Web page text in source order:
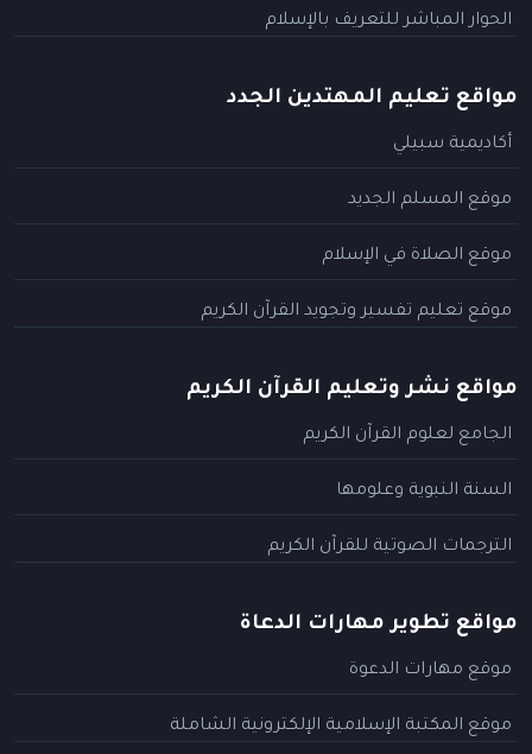
الحوار المباشر للتعريف بالإسلام
مواقع تعليم المهتدين الجدد
أكاديمية سبيلي
موقع المسلم الجديد
موقع الصلاة في الإسلام
موقع تعليم تفسير وتجويد القرآن الكريم
مواقع نشر وتعليم القرآن الكريم
الجامع لعلوم القرآن الكريم
السنة النبوية وعلومها
الترجمات الصوتية للقرآن الكريم
مواقع تطوير مهارات الدعاة
موقع مهارات الدعوة
موقع المكتبة الإسلامية الإلكترونية الشاملة